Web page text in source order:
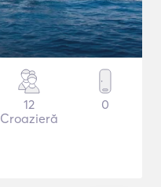
12
Croazieră
0